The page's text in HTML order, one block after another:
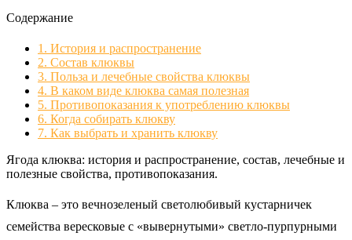
Содержание
1. История и распространение
2. Состав клюквы
3. Польза и лечебные свойства клюквы
4. В каком виде клюква самая полезная
5. Противопоказания к употреблению клюквы
6. Когда собирать клюкву
7. Как выбрать и хранить клюкву
Ягода клюква: история и распространение, состав, лечебные и
полезные свойства, противопоказания.
Клюква – это вечнозеленый светолюбивый кустарничек
семейства вересковые с «вывернутыми» светло-пурпурными